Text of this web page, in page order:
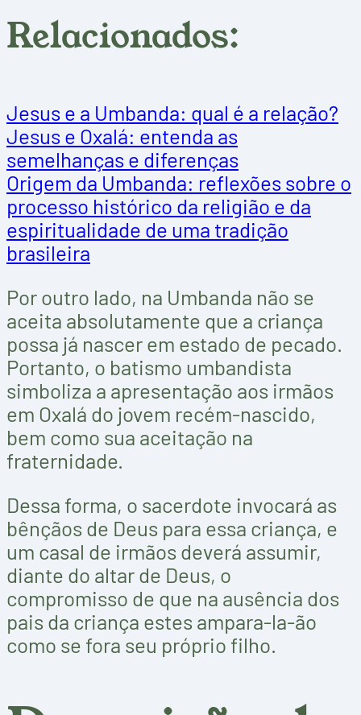
Relacionados:
Jesus e a Umbanda: qual é a relação?
Jesus e Oxalá: entenda as
semelhanças e diferenças
Origem da Umbanda: reflexões sobre o
processo histórico da religião e da
espiritualidade de uma tradição
brasileira
Por outro lado, na Umbanda não se
aceita absolutamente que a criança
possa já nascer em estado de pecado.
Portanto, o batismo umbandista
simboliza a apresentação aos irmãos
em Oxalá do jovem recém-nascido,
bem como sua aceitação na
fraternidade.
Dessa forma, o sacerdote invocará as
bênçãos de Deus para essa criança, e
um casal de irmãos deverá assumir,
diante do altar de Deus, o
compromisso de que na ausência dos
pais da criança estes ampara-la-ão
como se fora seu próprio filho.